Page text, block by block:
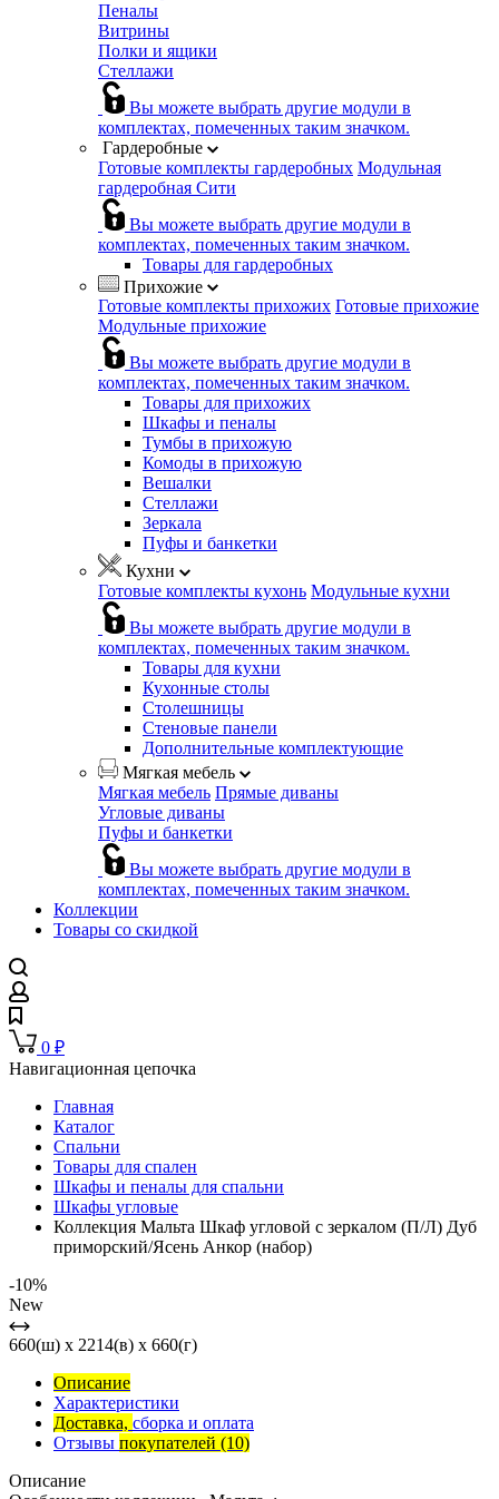
Пеналы
Витрины
Полки и ящики
Стеллажи
Вы можете выбрать другие модули в
комплектах, помеченных таким значком.
Гардеробные
Готовые комплекты гардеробных Модульная
гардеробная Сити
Вы можете выбрать другие модули в
комплектах, помеченных таким значком.
Товары для гардеробных
Прихожие
Готовые комплекты прихожих Готовые прихожие
Модульные прихожие
Вы можете выбрать другие модули в
комплектах, помеченных таким значком.
Товары для прихожих
Шкафы и пеналы
Тумбы в прихожую
Комоды в прихожую
Вешалки
Стеллажи
Зеркала
Пуфы и банкетки
Кухни
Готовые комплекты кухонь Модульные кухни
Вы можете выбрать другие модули в
комплектах, помеченных таким значком.
Товары для кухни
Кухонные столы
Столешницы
Стеновые панели
Дополнительные комплектующие
Мягкая мебель
Мягкая мебель Прямые диваны
Угловые диваны
Пуфы и банкетки
Вы можете выбрать другие модули в
комплектах, помеченных таким значком.
Коллекции
Товары со скидкой
0 ₽
Навигационная цепочка
Главная
Каталог
Спальни
Товары для спален
Шкафы и пеналы для спальни
Шкафы угловые
Коллекция Мальта Шкаф угловой с зеркалом (П/Л) Дуб
приморский/Ясень Анкор (набор)
-10%
New
660(ш) x 2214(в) x 660(г)
Описание
Характеристики
Доставка, сборка и оплата
Отзывы покупателей (10)
Описание